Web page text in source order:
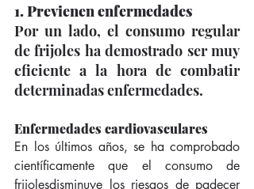
1. Previenen enfermedades
Por un lado, el consumo regular
de frijoles ha demostrado ser muy
eficiente a la hora de combatir
determinadas enfermedades.
Enfermedades cardiovasculares
En los últimos años, se ha comprobado
científicamente que el consumo de
frijolesdisminuye los riesgos de padecer